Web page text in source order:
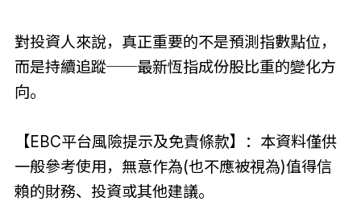
對投資人來說，真正重要的不是預測指數點位，
而是持續追蹤──最新恆指成份股比重的變化方
向。
【EBC平台風險提示及免責條款】：本資料僅供
一般參考使用，無意作為(也不應被視為)值得信
賴的財務、投資或其他建議。